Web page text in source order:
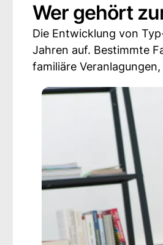
Wer gehört
Die Entwicklung von
Jahren auf. Bestimmte
familiäre